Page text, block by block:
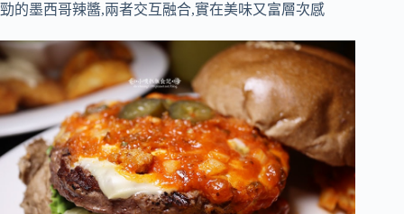
勁的墨西哥辣醬,兩者交互融合,實在美味又富層次感